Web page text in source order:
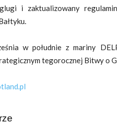
i zaktualizowany
w południe z mariny
tegorocznej Bitwy o